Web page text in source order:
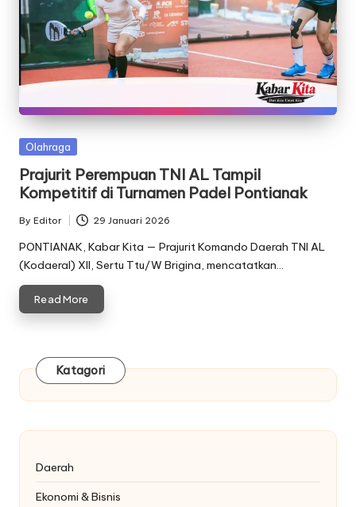
Posted
Olahraga
Prajurit Perempuan TNI AL Tampil
Kompetitif di Turnamen Padel Pontianak
Posted
by
By Editor 29 Januari 2026
PONTIANAK, Kabar Kita — Prajurit Komando Daerah TNI AL
(Kodaeral) XII, Sertu Ttu/W Brigina, mencatatkan…
Read More
Katagori
Daerah
Ekonomi & Bisnis